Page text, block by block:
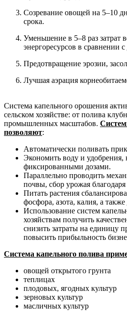
Созревание овощей на 5–10
срока.
Уменьшение в 5–8 раз затрат
энергоресурсов в сравнении
Предотвращение эрозии,
Лучшая аэрация
Система капельного орошения
сельском хозяйстве: от полива
промышленных масштабов.
позволяют:
Автоматически поливать
Экономить воду и удобрения,
фиксированными дозами.
Параллельно проводить
почвы, сбор урожая
Питать растения
фосфора, азота, калия, а
Использование систем
хозяйствам получить
снизить затраты на единицу
повысить прибыльность
Система капельного полива
овощей открытого грунта
теплицах
плодовых, ягодных культур
зерновых культур
масличных культур